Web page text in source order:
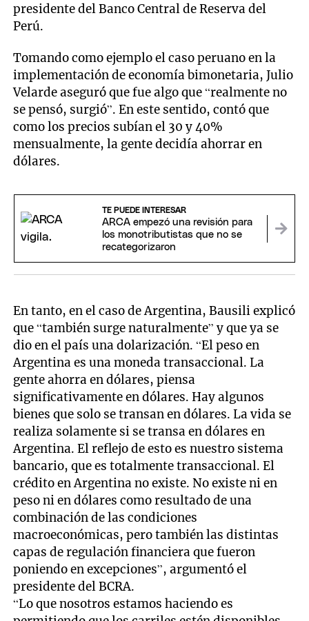
presidente del Banco Central de Reserva del
Perú.
Tomando como ejemplo el caso peruano en la
implementación de economía bimonetaria, Julio
Velarde aseguró que fue algo que “realmente no
se pensó, surgió”. En este sentido, contó que
como los precios subían el 30 y 40%
mensualmente, la gente decidía ahorrar en
dólares.
TE PUEDE INTERESAR
ARCA empezó una revisión para
los monotributistas que no se
recategorizaron
En tanto, en el caso de Argentina, Bausili explicó
que “también surge naturalmente” y que ya se
dio en el país una dolarización. “El peso en
Argentina es una moneda transaccional. La
gente ahorra en dólares, piensa
significativamente en dólares. Hay algunos
bienes que solo se transan en dólares. La vida se
realiza solamente si se transa en dólares en
Argentina. El reflejo de esto es nuestro sistema
bancario, que es totalmente transaccional. El
crédito en Argentina no existe. No existe ni en
peso ni en dólares como resultado de una
combinación de las condiciones
macroeconómicas, pero también las distintas
capas de regulación financiera que fueron
poniendo en excepciones”, argumentó el
presidente del BCRA.
“Lo que nosotros estamos haciendo es